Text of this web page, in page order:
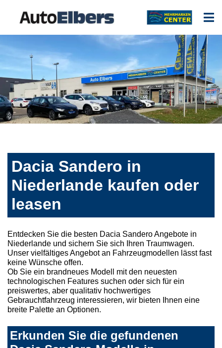
Dacia Sandero in
Niederlande kaufen oder
leasen
Entdecken Sie die besten Dacia Sandero Angebote in
Niederlande und sichern Sie sich Ihren Traumwagen.
Unser vielfältiges Angebot an Fahrzeugmodellen lässt fast
keine Wünsche offen.
Ob Sie ein brandneues Modell mit den neuesten
technologischen Features suchen oder sich für ein
preiswertes, aber qualitativ hochwertiges
Gebrauchtfahrzeug interessieren, wir bieten Ihnen eine
breite Palette an Optionen.
Erkunden Sie die gefundenen